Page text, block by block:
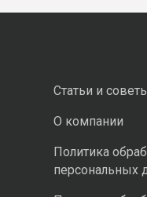
Статьи и
О компании
Политика
персональных